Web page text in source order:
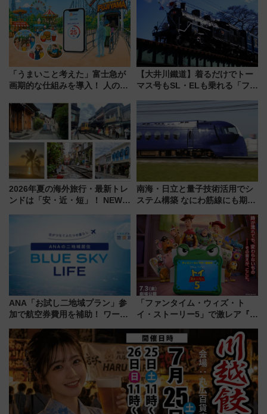
マンが登場
「うまいこと考えた」富士急が
画期的な仕組みを導入！ 人のか
ん」始動
【大井川鐵道】着るだけでトー
マス号もSL・ELも乗れる「フリ
受注販売
2026年夏の海外旅行・最新トレ
ンドは「安・近・短」！ NEWT
南海・日立と量子技術活用でシ
ステム構築 なにわ筋線にも期待
ANA「お試し二地域プラン」参
加で航空券費用を補助！ ワーケ
治体は？ 2026年は対象のエリア
が拡大！
「ファンタイム・ウィズ・ト
イ・ストーリー5」で激レア『ロ
デコレーションも徹底解説